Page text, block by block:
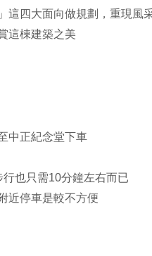
這四大面向做規劃，重現風
這棟建築之美
中正紀念堂下車
也只需10分鐘左右而已
近停車是較不方便